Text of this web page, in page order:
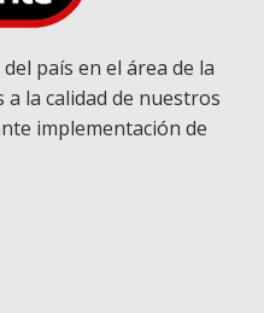
país en el área de la
la calidad de nuestros
implementación de